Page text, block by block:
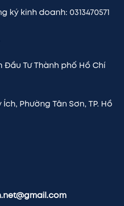
ký kinh doanh: 0313470571
Đầu Tư Thành phố Hồ Chí
Phường Tân Sơn, TP. Hồ